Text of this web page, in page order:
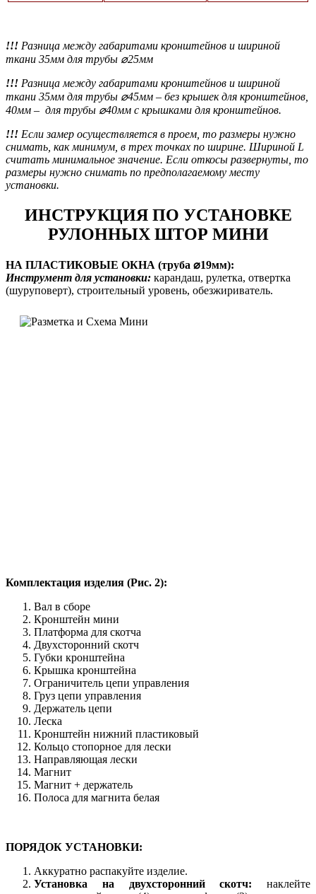
!!! Разница между габаритами кронштейнов и шириной
ткани 35мм для трубы ⌀25мм
!!! Разница между габаритами кронштейнов и шириной
ткани 35мм для трубы ⌀45мм – без крышек для кронштейнов,
40мм – для трубы ⌀40мм с крышками для кронштейнов.
!!! Если замер осуществляется в проем, то размеры нужно
снимать, как минимум, в трех точках по ширине. Шириной L
считать минимальное значение. Если откосы развернуты, то
размеры нужно снимать по предполагаемому месту
установки.
ИНСТРУКЦИЯ ПО УСТАНОВКЕ
РУЛОННЫХ ШТОР МИНИ
НА ПЛАСТИКОВЫЕ ОКНА (труба ⌀19мм):
Инструмент для установки: карандаш, рулетка, отвертка
(шуруповерт), строительный уровень, обезжириватель.
Комплектация изделия (Рис. 2):
Вал в сборе
Кронштейн мини
Платформа для скотча
Двухсторонний скотч
Губки кронштейна
Крышка кронштейна
Ограничитель цепи управления
Груз цепи управления
Держатель цепи
Леска
Кронштейн нижний пластиковый
Кольцо стопорное для лески
Направляющая лески
Магнит
Магнит + держатель
Полоса для магнита белая
ПОРЯДОК УСТАНОВКИ:
Аккуратно распакуйте изделие.
Установка на двухсторонний скотч: наклейте